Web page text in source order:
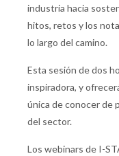
industria hacia
hitos, retos y los
lo largo del camino.
Esta sesión de dos
inspiradora, y
única de conocer de
del sector.
Los webinars de I-